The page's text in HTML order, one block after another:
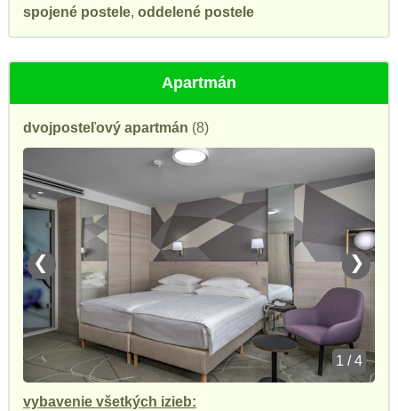
spojené postele, oddelené postele
Apartmán
dvojposteľový apartmán (8)
❮ ❯
1 / 4
vybavenie všetkých izieb: